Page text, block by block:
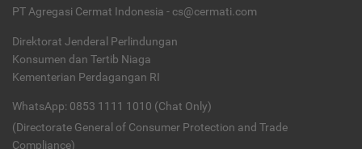
PT Agregasi Cermat Indonesia - cs@cermati.com
Direktorat Jenderal Perlindungan
Konsumen dan Tertib Niaga
Kementerian Perdagangan RI
WhatsApp: 0853 1111 1010 (Chat Only)
(Directorate General of Consumer Protection and Trade
Compliance)